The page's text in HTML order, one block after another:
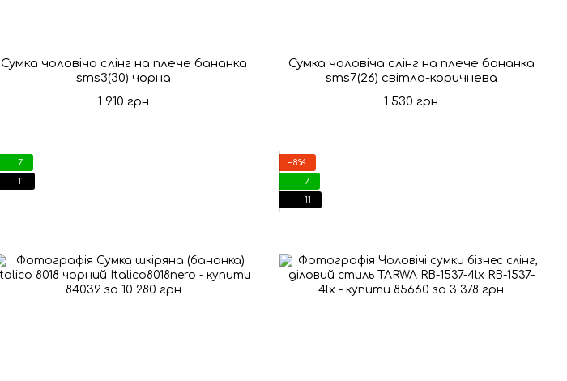
Сумка чоловіча слінг на плече бананка
sms3(30) чорна
1 910 грн
Сумка чоловіча слінг на плече бананка
sms7(26) світло-коричнева
1 530 грн
7
11
−8%
7
11